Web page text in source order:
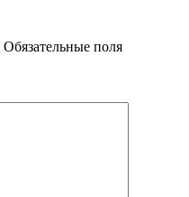
Обязательные поля